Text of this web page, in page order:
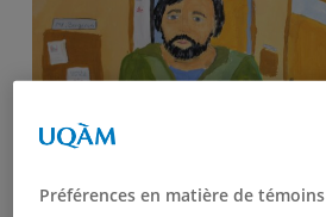
Préférences en matière de témoins